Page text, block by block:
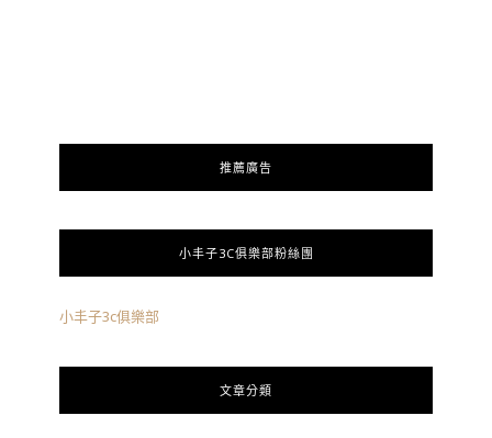
推薦廣告
小丰子3C俱樂部粉絲團
小丰子3c俱樂部
文章分類